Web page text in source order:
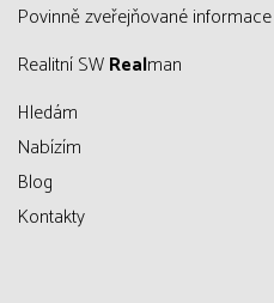
Povinně zveřejňované informace
Realitní SWRealman
Hledám
Nabízím
Blog
Kontakty